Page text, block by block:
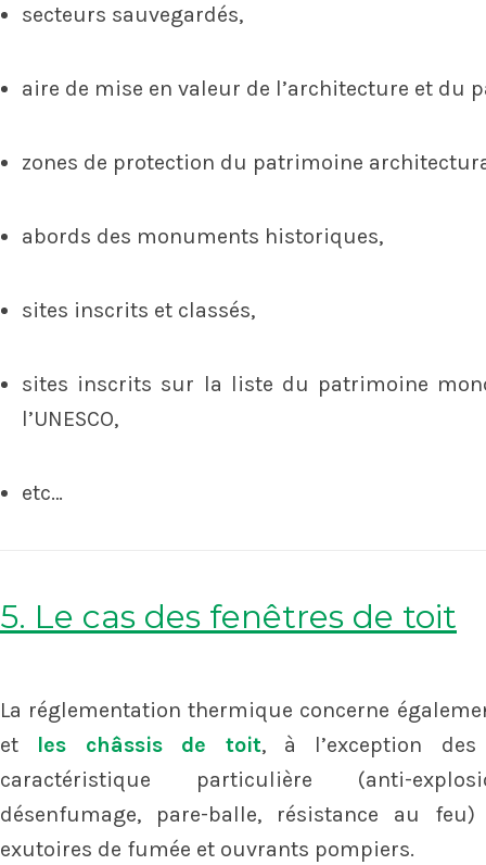
secteurs sauvegardés,
aire de mise en valeur de l’architecture et du
zones de protection du patrimoine
abords des monuments historiques,
sites inscrits et classés,
sites inscrits sur la liste du patrimoine
l’UNESCO,
etc…
5. Le cas des fenêtres de toit
La réglementation thermique concerne
et les châssis de toit, à l’exception
caractéristique particulière (anti-
désenfumage, pare-balle, résistance au
exutoires de fumée et ouvrants pompiers.